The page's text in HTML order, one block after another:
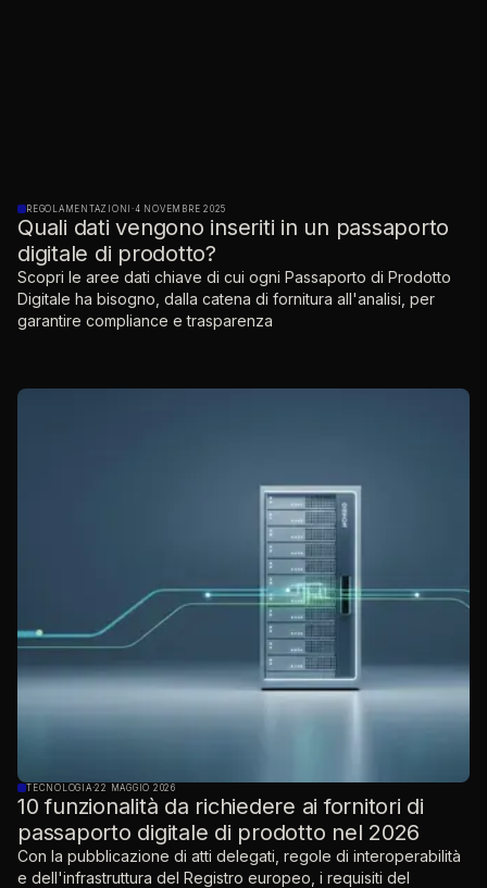
REGOLAMENTAZIONI ·4 NOVEMBRE 2025
Quali dati vengono inseriti in un passaporto
digitale di prodotto?
Scopri le aree dati chiave di cui ogni Passaporto di Prodotto
Digitale ha bisogno, dalla catena di fornitura all'analisi, per
garantire compliance e trasparenza
TECNOLOGIA·22 MAGGIO 2026
10 funzionalità da richiedere ai fornitori di
passaporto digitale di prodotto nel 2026
Con la pubblicazione di atti delegati, regole di interoperabilità
e dell'infrastruttura del Registro europeo, i requisiti del